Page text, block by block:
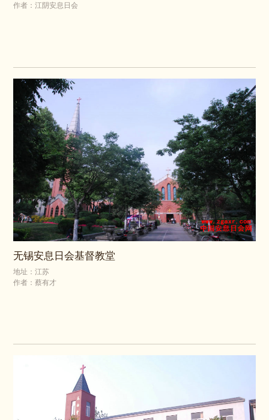
作者：江阴安息日会
无锡安息日会基督教堂
地址：江苏
作者：蔡有才